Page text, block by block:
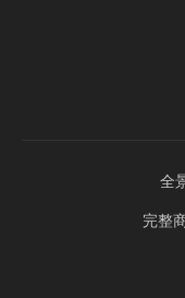
全
完整